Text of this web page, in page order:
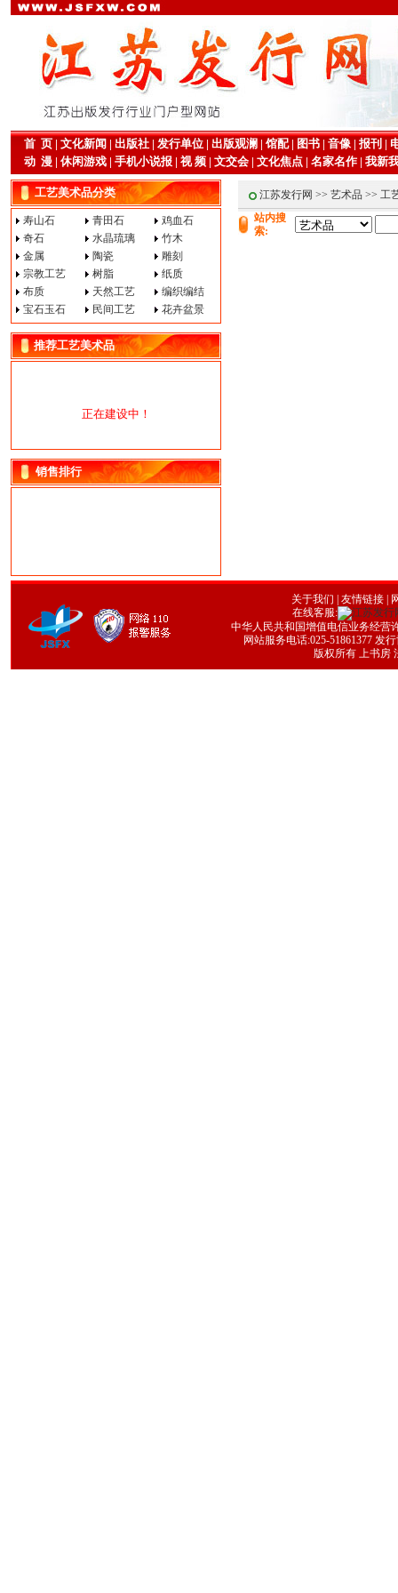
首 页| 文化新闻 | 出版社| 发行单位| 出版观澜 | 馆配| 图书| 音像| 报刊 |
动 漫| 休闲游戏| 手机小说报| 视 频| 文交会| 文化焦点| 名家名作| 我新
工艺美术品分类
寿山石 青田石
鸡血石
奇石
水晶琉璃
竹木
金属
陶瓷
雕刻
宗教工艺
树脂
纸质
布质
天然工艺
编织编结
宝石玉石
民间工艺 花卉盆景
推荐工艺美术品
正在建设中！
销售排行
江苏发行网 >> 艺术品 >> 工
站内搜
索:
关于我们 友情链接 |
在线客服:
中华人民共和国增值电信业务经营
网站服务电话:025-51861377 发
版权所有 上书房